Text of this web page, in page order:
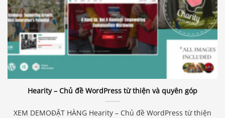
Hearity – Chủ đề WordPress từ thiện và quyên góp
XEM DEMOĐẶT HÀNG Hearity – Chủ đề WordPress từ thiện